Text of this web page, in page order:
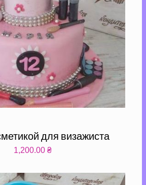
для визажиста
1,200.00 ₴